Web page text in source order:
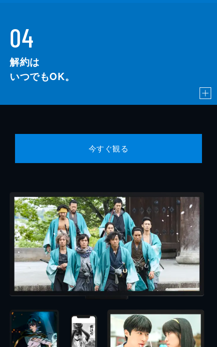
04
解約は
いつでもOK。
今すぐ観る